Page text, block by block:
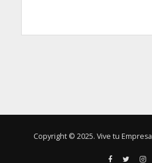
Copyright © 2025. Vive tu Empresa